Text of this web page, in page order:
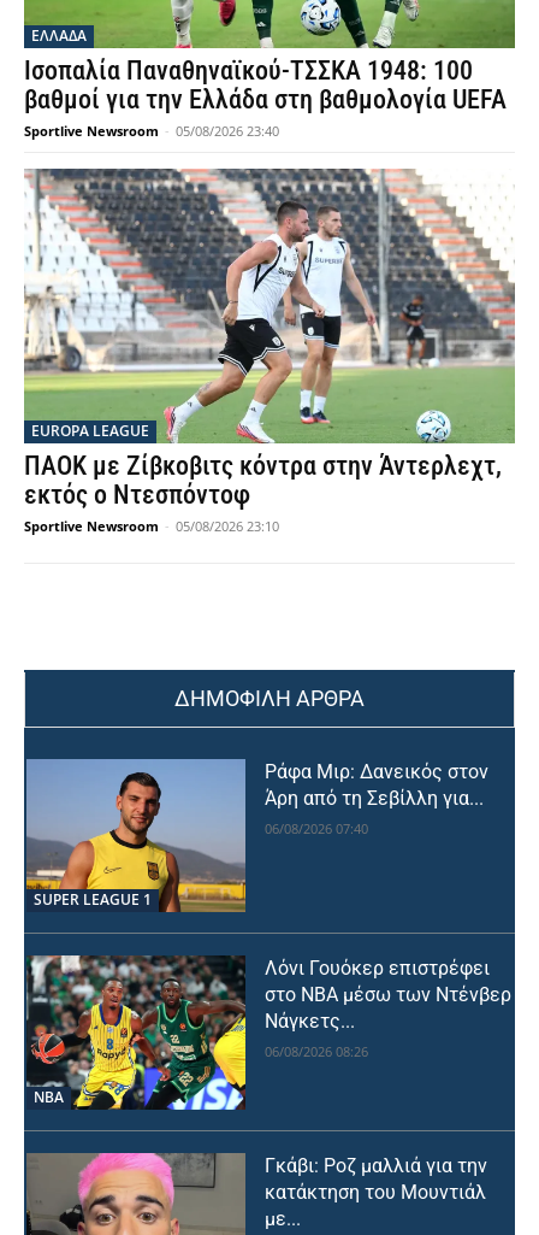
ΕΛΛΑΔΑ
Ισοπαλία Παναθηναϊκού-ΤΣΣΚΑ 1948: 100
βαθμοί για την Ελλάδα στη βαθμολογία UEFA
Sportlive Newsroom - 05/08/2026 23:40
EUROPA LEAGUE
ΠΑΟΚ με Ζίβκοβιτς κόντρα στην Άντερλεχτ,
εκτός ο Ντεσπόντοφ
Sportlive Newsroom - 05/08/2026 23:10
ΔΗΜΟΦΙΛΗ ΑΡΘΡΑ
SUPER LEAGUE 1
Ράφα Μιρ: Δανεικός στον
Άρη από τη Σεβίλλη για...
06/08/2026 07:40
NBA
Λόνι Γουόκερ επιστρέφει
στο NBA μέσω των Ντένβερ
Νάγκετς...
06/08/2026 08:26
Γκάβι: Ροζ μαλλιά για την
κατάκτηση του Μουντιάλ
με...